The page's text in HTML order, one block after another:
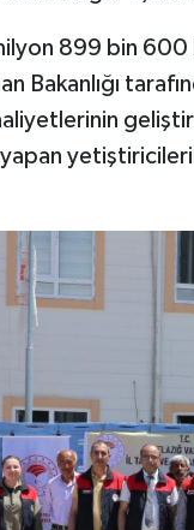
899 bin 600
Bakanlığı